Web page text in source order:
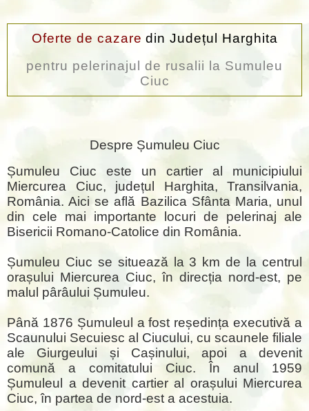
Oferte de cazare din Județul Harghita
pentru pelerinajul de rusalii la Sumuleu
Ciuc
Despre Șumuleu Ciuc
Șumuleu Ciuc este un cartier al municipiului
Miercurea Ciuc, județul Harghita, Transilvania,
România. Aici se află Bazilica Sfânta Maria, unul
din cele mai importante locuri de pelerinaj ale
Bisericii Romano-Catolice din România.
Șumuleu Ciuc se situează la 3 km de la centrul
orașului Miercurea Ciuc, în direcția nord-est, pe
malul pârâului Șumuleu.
Până 1876 Șumuleul a fost reședința executivă a
Scaunului Secuiesc al Ciucului, cu scaunele filiale
ale Giurgeului și Cașinului, apoi a devenit
comună a comitatului Ciuc. În anul 1959
Șumuleul a devenit cartier al orașului Miercurea
Ciuc, în partea de nord-est a acestuia.